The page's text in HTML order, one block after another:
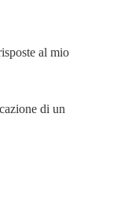
al mio
di un